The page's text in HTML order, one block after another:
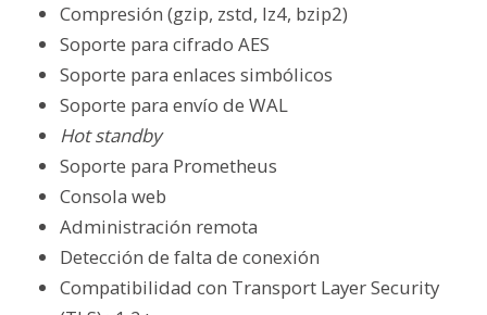
Compresión (gzip, zstd, lz4, bzip2)
Soporte para cifrado AES
Soporte para enlaces simbólicos
Soporte para envío de WAL
Hot standby
Soporte para Prometheus
Consola web
Administración remota
Detección de falta de conexión
Compatibilidad con Transport Layer Security